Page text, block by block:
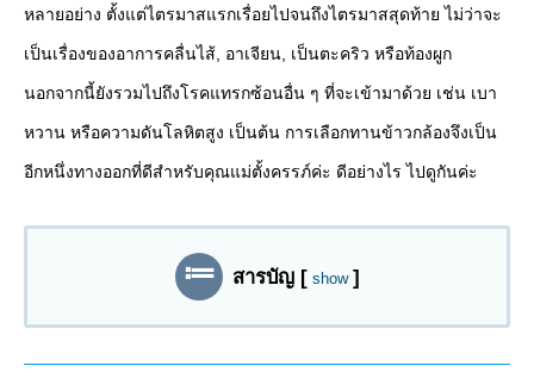
หลายอย่าง ตั้งแต่ไตรมาสแรกเรื่อยไปจนถึงไตรมาสสุดท้าย ไม่ว่าจะ
เป็นเรื่องของอาการคลื่นไส้, อาเจียน, เป็นตะคริว หรือท้องผูก
นอกจากนี้ยังรวมไปถึงโรคแทรกซ้อนอื่น ๆ ที่จะเข้ามาด้วย เช่น เบา
หวาน หรือความดันโลหิตสูง เป็นต้น การเลือกทานข้าวกล้องจึงเป็น
อีกหนึ่งทางออกที่ดีสำหรับคุณแม่ตั้งครรภ์ค่ะ ดีอย่างไร ไปดูกันค่ะ
สารบัญ [ show ]